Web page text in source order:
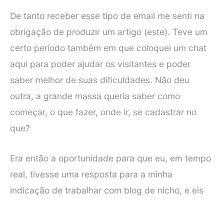
De tanto receber esse tipo de email me senti na
obrigação de produzir um artigo (este). Teve um
certo período também em que coloquei um chat
aqui para poder ajudar os visitantes e poder
saber melhor de suas dificuldades. Não deu
outra, a grande massa queria saber como
começar, o que fazer, onde ir, se cadastrar no
que?
Era então a oportunidade para que eu, em tempo
real, tivesse uma resposta para a minha
indicação de trabalhar com blog de nicho, e eis